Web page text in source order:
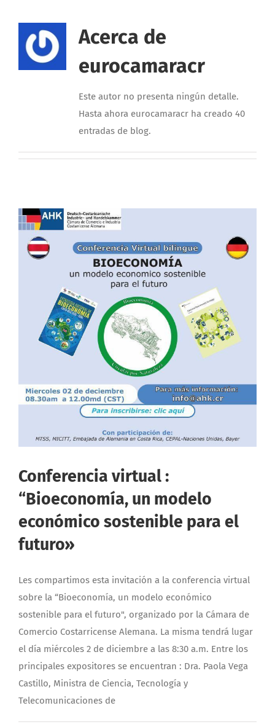
Acerca de
eurocamaracr
Este autor no presenta ningún detalle.
Hasta ahora eurocamaracr ha creado 40
entradas de blog.
Conferencia virtual :
“Bioeconomía, un modelo
económico sostenible para el
futuro»
Les compartimos esta invitación a la conferencia virtual
sobre la “Bioeconomía, un modelo económico
sostenible para el futuro", organizado por la Cámara de
Comercio Costarricense Alemana. La misma tendrá lugar
el día miércoles 2 de diciembre a las 8:30 a.m. Entre los
principales expositores se encuentran : Dra. Paola Vega
Castillo, Ministra de Ciencia, Tecnología y
Telecomunicaciones de